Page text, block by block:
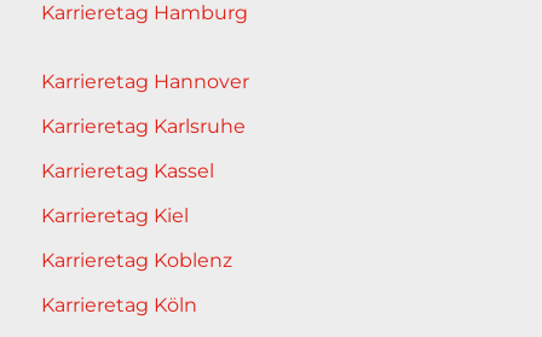
Karrieretag Hamburg
Karrieretag Hannover
Karrieretag Karlsruhe
Karrieretag Kassel
Karrieretag Kiel
Karrieretag Koblenz
Karrieretag Köln